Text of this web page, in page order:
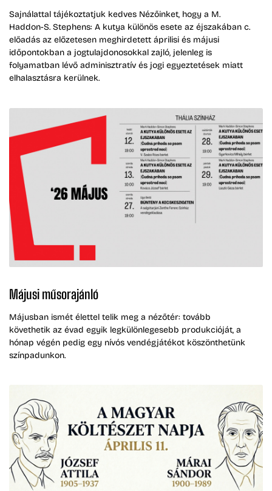
Sajnálattal tájékoztatjuk kedves Nézőinket, hogy a M.
Haddon-S. Stephens: A kutya különös esete az éjszakában c.
előadás az előzetesen meghirdetett áprilisi és májusi
időpontokban a jogtulajdonosokkal zajló, jelenleg is
folyamatban lévő adminisztratív és jogi egyeztetések miatt
elhalasztásra kerülnek.
Májusi műsorajánló
Májusban ismét élettel telik meg a nézőtér: tovább
követhetik az évad egyik legkülönlegesebb produkcióját, a
hónap végén pedig egy nívós vendégjátékot köszönthetünk
színpadunkon.